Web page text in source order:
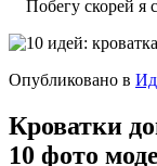
Побегу скорей я
Опубликовано в
Кроватки
10 фото